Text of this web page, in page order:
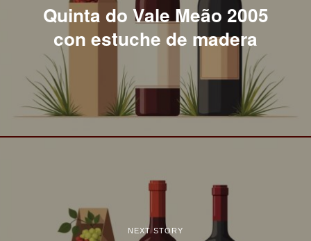
Quinta do Vale Meão 2005
con estuche de madera
NEXT STORY